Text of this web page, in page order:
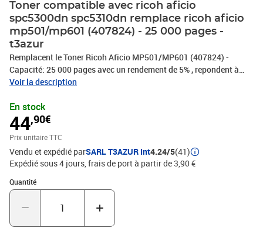
Toner compatible avec ricoh aficio
spc5300dn spc5310dn remplace ricoh aficio
mp501/mp601 (407824) - 25 000 pages -
t3azur
Remplacent le Toner Ricoh Aficio MP501/MP601 (407824) -
Capacité: 25 000 pages avec un rendement de 5% , repondent à
toutes les normes européennes ISO 9001/14001, STMC, CE, ROHS
d'impression - Marque T3AZUR
Voir la description
En stock
44,90€
Prix unitaire TTC
Vendu et expédié parSARL T3AZUR Int4.24/5(41)
Expédié sous 4 jours, frais de port à partir de 3,90 €
Quantité
Quantité : 1